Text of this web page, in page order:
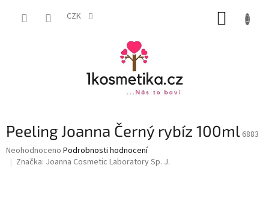
CZK
Peeling Joanna Černý rybíz 100ml 6883
Průměrné
hodnocení
Neohodnoceno Podrobnosti hodnocení
Značka: Joanna Cosmetic Laboratory Sp. J.